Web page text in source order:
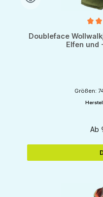
Doubleface
Elfen und
Größen:
Ab